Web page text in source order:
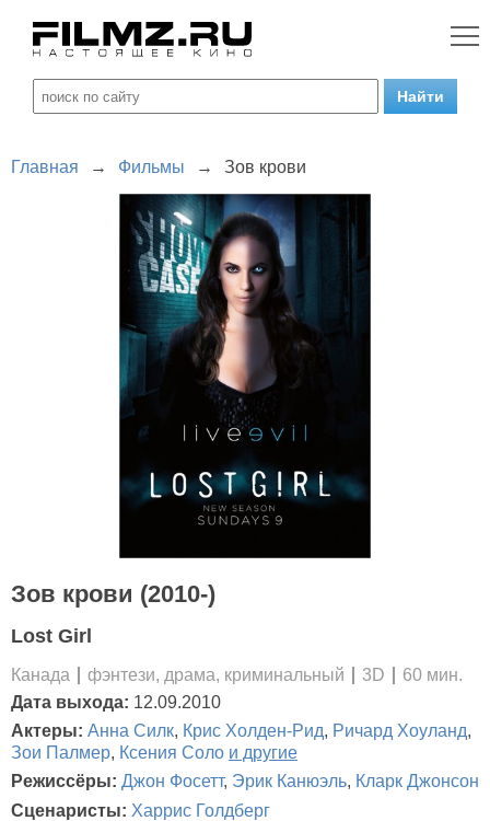
Главная → Фильмы → Зов крови
Зов крови (2010-)
Lost Girl
Канада фэнтези, драма, криминальный 3D
60 мин.
Дата выхода: 12.09.2010
Актеры: Анна Силк, Крис Холден-Рид, Ричард Хоуланд,
Зои Палмер, Ксения Соло и другие
Режиссёры: Джон Фосетт, Эрик Канюэль, Кларк Джонсон
Сценаристы: Харрис Голдберг